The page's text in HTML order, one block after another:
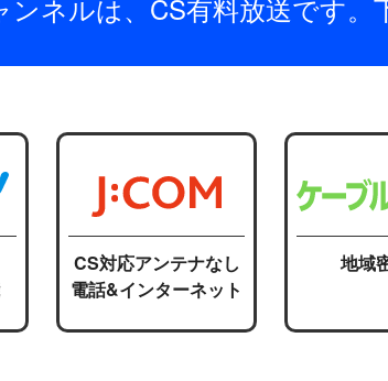
ンネルは、CS有料放送です
CS対応アンテナなし
電話&インターネット
地域